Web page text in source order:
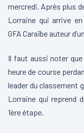
mercredi. Après plus
Lorraine qui arrive
GFA Caraïbe auteur
Il faut aussi noter que
heure de course
leader du classement
Lorraine qui reprend
1ère étape.